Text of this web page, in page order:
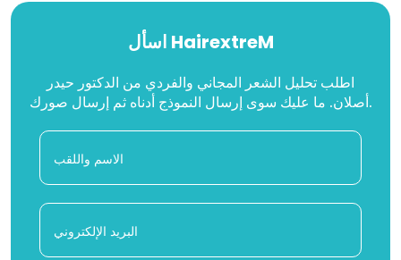
اسأل HairextreM
اطلب تحليل الشعر المجاني والفردي من الدكتور حيدر
أصلان. ما عليك سوى إرسال النموذج أدناه ثم إرسال صورك.